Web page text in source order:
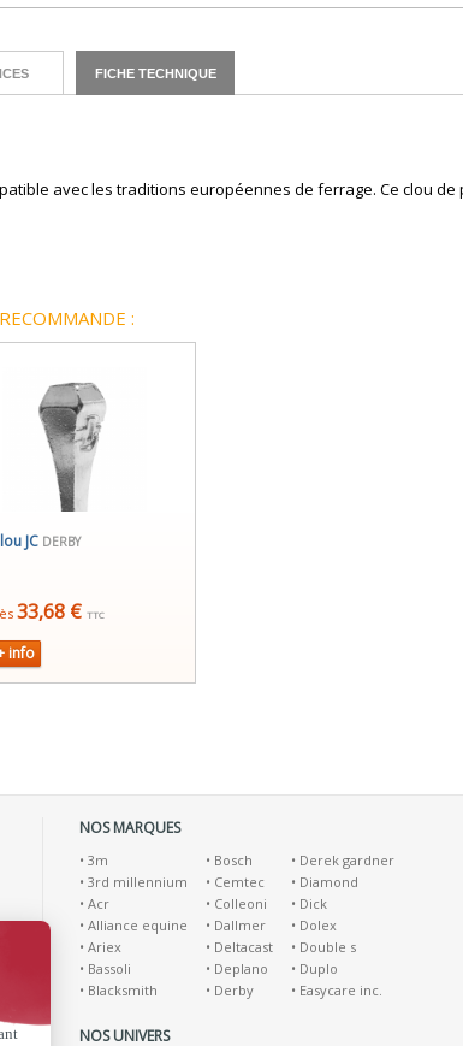
FICHE TECHNIQUE
avec les traditions européennes de ferrage. Ce clou
:
JC DERBY
33,68 € TTC
info
NOS MARQUES
• 3m
• 3rd millennium
• Acr
• Alliance equine
• Ariex
• Bassoli
• Blacksmith
• Bosch
• Cemtec
• Colleoni
• Dallmer
• Deltacast
• Deplano
• Derby
• Derek gardner
• Diamond
• Dick
• Dolex
• Double s
• Duplo
• Easycare inc.
NOS UNIVERS